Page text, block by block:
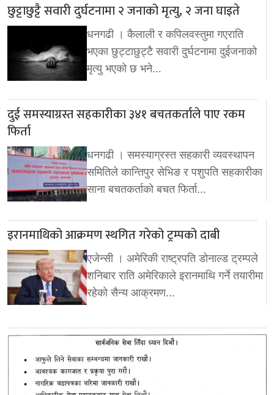
छुट्टाछुट्टै सवारी दुर्घटनामा २ जनाको मृत्यु, २ जना घाइते
धनगढी । कैलाली र कपिलवस्तुमा गएराति
भएका छुट्टाछुट्टै सवारी दुर्घटनामा दुईजनाको
मृत्यु भएको छ भने…
दुई समस्याग्रस्त सहकारीका ३४१ बचतकर्ताले पाए रकम
फिर्ता
धनगढी । समस्याग्रस्त सहकारी व्यवस्थापन
समितिले कान्तिपुर सेभिङ र पशुपति सहकारीका
साना बचतकर्ताको बचत फिर्ता…
इरानमाथिको आक्रमण स्थगित गरेको ट्रम्पको दाबी
एजेन्सी । अमेरिकी राष्ट्रपति डोनाल्ड ट्रम्पले
शनिबार राति अमेरिकाले इरानमाथि गर्ने तयारीमा
रहेको सैन्य आक्रमण…